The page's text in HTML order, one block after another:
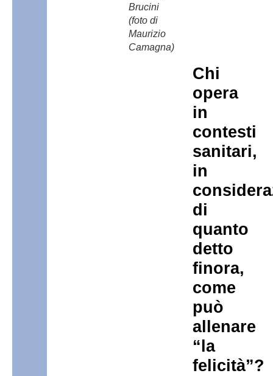
Brucini
(foto di
Maurizio
Camagna)
Chi
opera
in
contesti
sanitari,
in
di
quanto
detto
finora,
come
può
allenare
“la
felicità”?